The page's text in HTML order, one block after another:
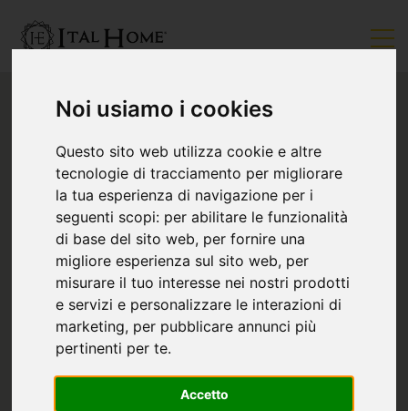
Noi usiamo i cookies
Questo sito web utilizza cookie e altre
tecnologie di tracciamento per migliorare
la tua esperienza di navigazione per i
seguenti scopi: per abilitare le funzionalità
di base del sito web, per fornire una
migliore esperienza sul sito web, per
misurare il tuo interesse nei nostri prodotti
e servizi e personalizzare le interazioni di
marketing, per pubblicare annunci più
pertinenti per te.
Accetto